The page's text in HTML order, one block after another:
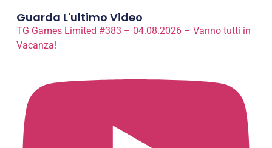
Guarda L'ultimo Video
TG Games Limited #383 – 04.08.2026 – Vanno tutti in
Vacanza!